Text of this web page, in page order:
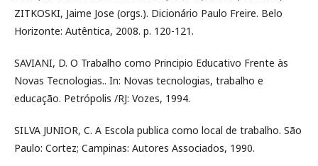
ZITKOSKI, Jaime Jose (orgs.). Dicionário Paulo Freire. Belo
Horizonte: Autêntica, 2008. p. 120-121.
SAVIANI, D. O Trabalho como Principio Educativo Frente às
Novas Tecnologias.. In: Novas tecnologias, trabalho e
educação. Petrópolis /RJ: Vozes, 1994.
SILVA JUNIOR, C. A Escola publica como local de trabalho. São
Paulo: Cortez; Campinas: Autores Associados, 1990.